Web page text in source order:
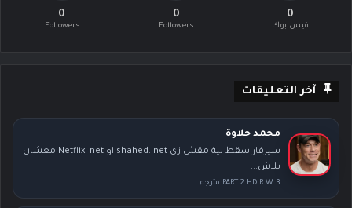
0
فيس بوك
0
Followers
0
Followers
آخر التعليقات
محمد حلاوة
سيرفار سقط لية مقش زى shahed. net او Netflix. net معشان
بلاش...
PART 2 HD R.W 3 مترجم